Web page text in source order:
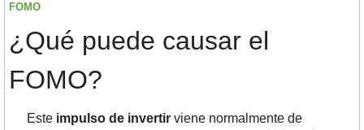
FOMO
¿Qué puede causar el
FOMO?
Este impulso de invertir viene normalmente de